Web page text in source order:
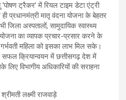
ट्रैकर’ में रियल टाइम डेटा एंट्री
प्रधानमंत्री मातृ वंदना योजना के बेहतर
जिला अस्पतालों, सामुदायिक स्वास्थ्य
का व्यापक प्रचार-प्रसार करने के
गर्भवती महिला को इसका लाभ मिल सके।
सफल क्रियान्वयन में छत्तीसगढ़ देश में
विभागीय अधिकारियों की सराहना